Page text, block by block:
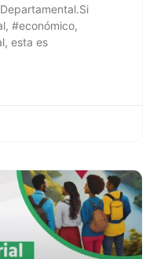
#económico,
esta es